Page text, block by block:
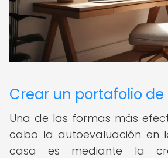
Crear un portafolio de
Una de las formas más
cabo la autoevaluación en
casa es mediante la